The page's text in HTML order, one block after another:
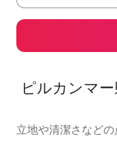
ピルカンマ
立地や清潔さなど